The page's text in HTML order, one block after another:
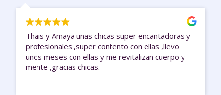
Thais y Amaya unas chicas super encantadoras y
profesionales ,super contento con ellas ,llevo
unos meses con ellas y me revitalizan cuerpo y
mente ,gracias chicas.